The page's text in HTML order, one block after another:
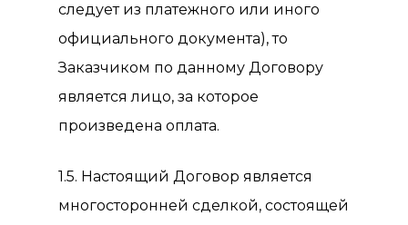
следует из платежного или иного
официального документа), то
Заказчиком по данному Договору
является лицо, за которое
произведена оплата.
1.5. Настоящий Договор является
многосторонней сделкой, состоящей